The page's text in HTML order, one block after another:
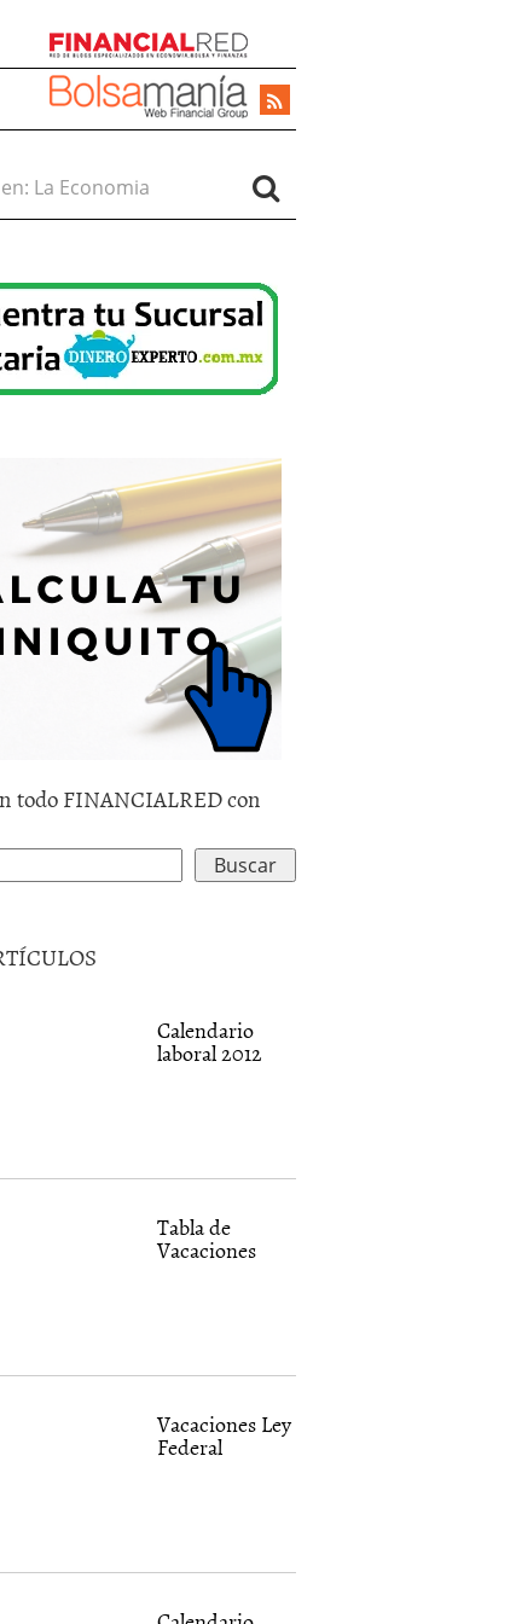
todo FINANCIALRED con
Calendario
laboral 2012
Tabla de
Vacaciones
Vacaciones Ley
Federal